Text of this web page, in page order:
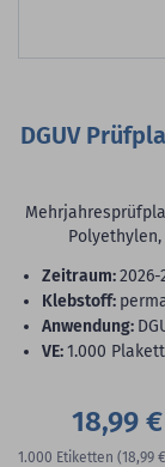
DGUV
Polyethylen,
Zeitraum:2026-
Klebstoff:
Anwendung:
VE:1.000
18,99 €
1.000 Etiketten (18,99 €